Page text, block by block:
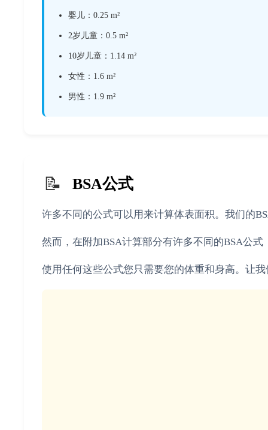
婴儿：0.25 m²
2岁儿童：0.5 m²
10岁儿童：1.14 m²
女性：1.6 m²
男性：1.9 m²
📝 BSA公式
许多不同的公式可以用来计算体表面积。我们的
然而，在附加BSA计算部分有许多不同的BSA公式
使用任何这些公式您只需要您的体重和身高。让